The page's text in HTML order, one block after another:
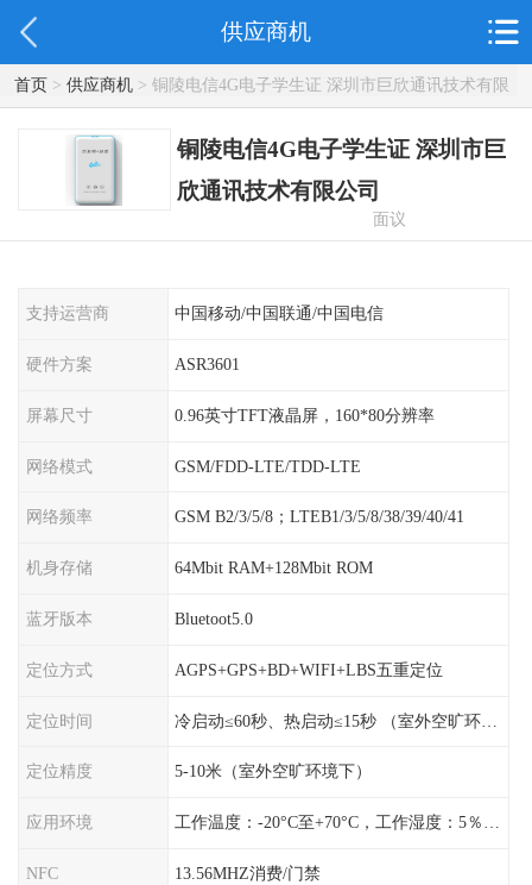
供应商机
首页> 供应商机> 铜陵电信4G电子学生证 深圳市巨欣通讯技术有限
公司
铜陵电信4G电子学生证 深圳市巨
欣通讯技术有限公司
面议
支持运营商 中国移动/中国联通/中国电信
硬件方案 ASR3601
屏幕尺寸 0.96英寸TFT液晶屏，160*80分辨率
网络模式 GSM/FDD-LTE/TDD-LTE
网络频率 GSM B2/3/5/8；LTEB1/3/5/8/38/39/40/41
机身存储 64Mbit RAM+128Mbit ROM
蓝牙版本 Bluetoot5.0
定位方式 AGPS+GPS+BD+WIFI+LBS五重定位
定位时间
定位精度 5-10米（室外空旷环境下）
应用环境 工作温度：-20°C至+70°C，工作湿度：5％〜95％RH
NFC 13.56MHZ消费/门禁